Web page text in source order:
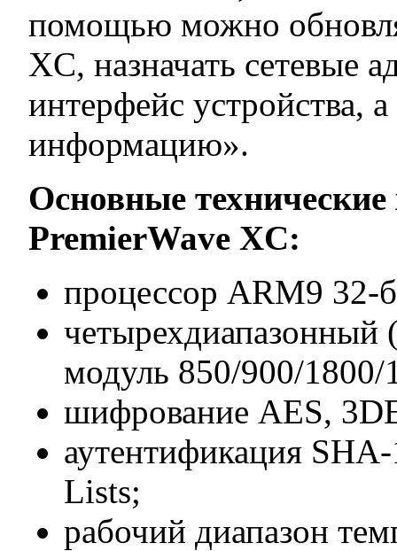
помощью можно
XC, назначать сетевые
интерфейс устройства,
информацию».
Основные
PremierWave XC:
процессор ARM9 32-
четырехдиапазонный
модуль 850/900/
шифрование AES,
аутентификация
Lists;
рабочий диапазон